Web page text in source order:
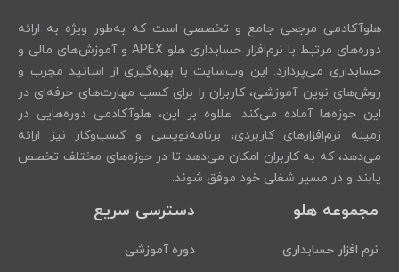
هلوآکادمی مرجعی جامع و تخصصی است که به‌طور ویژه به ارائه
دوره‌های مرتبط با نرم‌افزار حسابداری هلو APEX و آموزش‌های مالی و
حسابداری می‌پردازد. این وب‌سایت با بهره‌گیری از اساتید مجرب و
روش‌های نوین آموزشی، کاربران را برای کسب مهارت‌های حرفه‌ای در
این حوزه‌ها آماده می‌کند. علاوه بر این، هلوآکادمی دوره‌هایی در
زمینه نرم‌افزارهای کاربردی، برنامه‌نویسی و کسب‌وکار نیز ارائه
می‌دهد، که به کاربران امکان می‌دهد تا در حوزه‌های مختلف تخصص
یابند و در مسیر شغلی خود موفق شوند.
مجموعه هلو
نرم افزار حسابداری
دسترسی سریع
دوره آموزشی